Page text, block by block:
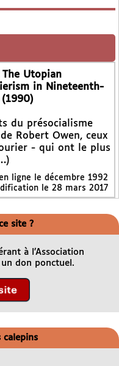
The Utopian
in Nineteenth-
du présocialisme
Robert Owen, ceux
- qui ont le plus
ligne le décembre 1992
le 28 mars 2017
site ?
à l’Association
don ponctuel.
calepins